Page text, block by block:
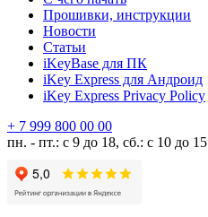
Прошивки, инструкции
Новости
Статьи
iKeyBase для ПК
iKey Express для Андроид
iKey Express Privacy Policy
+ 7 999 800 00 00
пн. - пт.: с 9 до 18, сб.: с 10 до 15